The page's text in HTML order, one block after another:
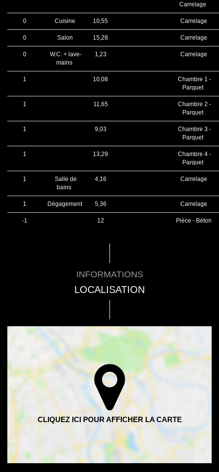
Carrelage
0 Cuisine 10,55 Carrelage
0 Salon 15,28 Carrelage
0
W.C. + lave-
mains
1,23 Carrelage
1 10,08
Chambre 1 -
Parquet
1 11,65
Chambre 2 -
Parquet
1 9,03
Chambre 3 -
Parquet
1 13,29
Chambre 4 -
Parquet
1
Salle de
bains
4,16 Carrelage
1 Dégagement 5,36 Carrelage
-1 12 Pièce - Béton
INFORMATIONS
LOCALISATION